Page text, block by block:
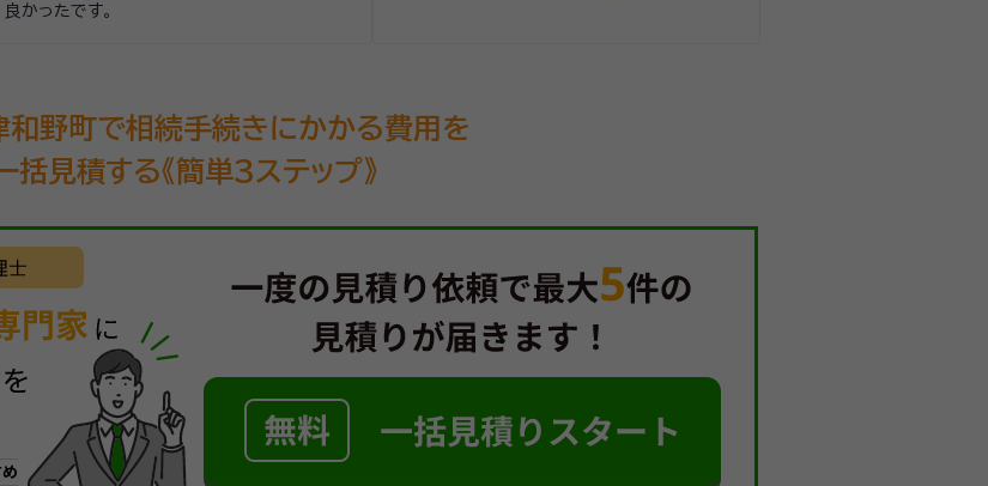
良かったです。
和野町で相続手続きにかかる費用を
括見積する《簡単3ステップ》